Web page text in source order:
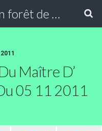
Vénerie du cerf en forêt de Compiègne
Maître D’
05 11 2011